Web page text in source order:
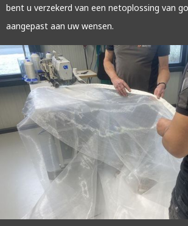
bent u verzekerd van een netoplossing van
aangepast aan uw wensen.